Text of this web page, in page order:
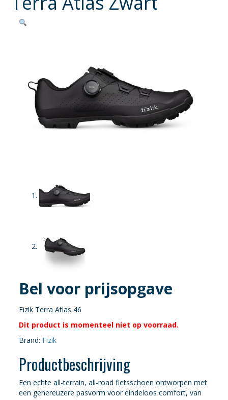
Bel voor prijsopgave
Fizik Terra Atlas 46
Dit product is momenteel niet op voorraad.
Brand: Fizik
Productbeschrijving
Een echte all-terrain, all-road fietsschoen ontworpen met
een genereuzere pasvorm voor eindeloos comfort, van